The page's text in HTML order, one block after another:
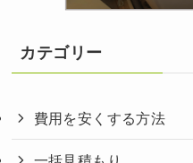
カテゴリー
費用を安くする方法